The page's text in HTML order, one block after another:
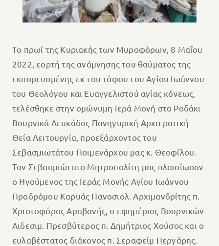
Το πρωί της Κυριακής των Μυροφόρων, 8 Μαΐου
2022, εορτή της ανάμνησης του θαύματος της
εκπορευομένης εκ του τάφου του Αγίου Ιωάννου
του Θεολόγου και Ευαγγελιστού αγίας κόνεως,
τελέσθηκε στην ομώνυμη Ιερά Μονή στο Ροδάκι
Βουρνικά Λευκάδος Πανηγυρική Αρχιερατική
Θεία Λειτουργία, προεξάρχοντος του
Σεβασμιωτάτου Ποιμενάρχου μας κ. Θεοφίλου.
Τον Σεβασμιώτατο Μητροπολίτη μας πλαισίωσαν
ο Ηγούμενος της Ιεράς Μονής Αγίου Ιωάννου
Προδρόμου Καρυάς Πανοσιολ. Αρχιμανδρίτης π.
Χριστοφόρος Αραβανής, ο εφημέριος Βουρνικών
Αιδεσιμ. Πρεσβύτερος π. Δημήτριος Χούσος και ο
ευλαβέστατος διάκονος π. Σεραφείμ Περγάρης.